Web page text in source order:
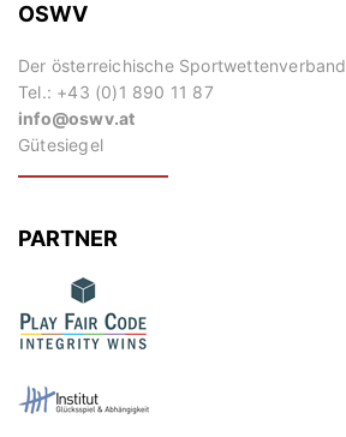
OSWV
Der österreichische Sportwettenverband
Tel.: +43 (0)1 890 11 87
info@oswv.at
Gütesiegel
PARTNER